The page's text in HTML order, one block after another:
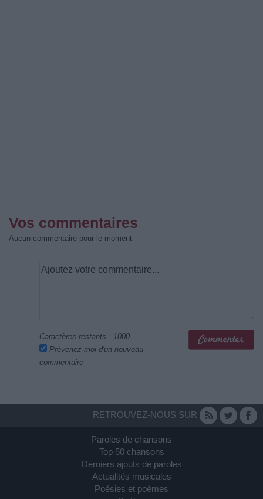
Vos commentaires
Aucun commentaire pour le moment
Caractères restants : 1000
Prévenez-moi d'un nouveau
commentaire
RETROUVEZ-NOUS SUR
Paroles de chansons
Top 50 chansons
Derniers ajouts de paroles
Actualités musicales
Poésies et poèmes